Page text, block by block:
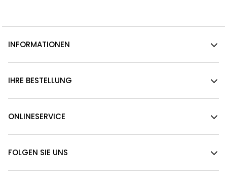
INFORMATIONEN
IHRE BESTELLUNG
ONLINESERVICE
FOLGEN SIE UNS